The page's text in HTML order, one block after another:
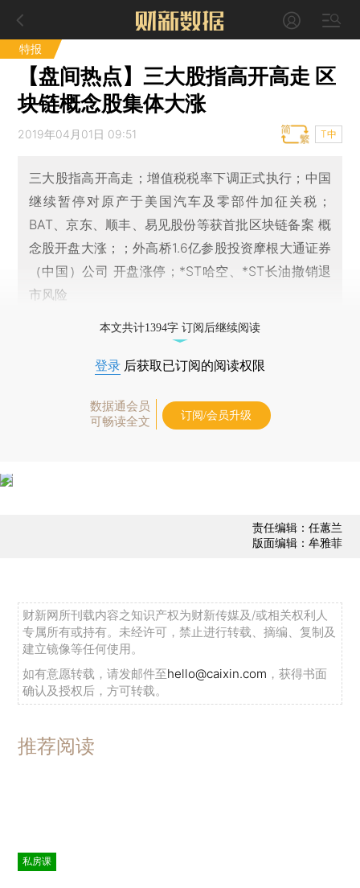
特报
【盘间热点】三大股指高开高走 区
块链概念股集体大涨
2019年04月01日 09:51 T中
三大股指高开高走；增值税税率下调正式执行；中国
继续暂停对原产于美国汽车及零部件加征关税；
BAT、京东、顺丰、易见股份等获首批区块链备案 概
念股开盘大涨；；外高桥1.6亿参股投资摩根大通证券
（中国）公司 开盘涨停；*ST哈空、*ST长油撤销退
市风险
本文共计1394字 订阅后继续阅读
登录 后获取已订阅的阅读权限
数据通会员
可畅读全文
订阅/会员升级
责任编辑：任蕙兰
版面编辑：牟雅菲
财新网所刊载内容之知识产权为财新传媒及/或相关权利人
专属所有或持有。未经许可，禁止进行转载、摘编、复制及
建立镜像等任何使用。
如有意愿转载，请发邮件至hello@caixin.com ，获得书面
确认及授权后，方可转载。
推荐阅读
私房课